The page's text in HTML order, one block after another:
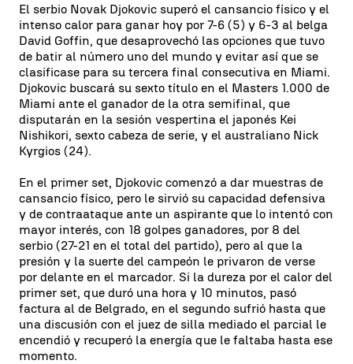
El serbio Novak Djokovic superó el cansancio físico y el
intenso calor para ganar hoy por 7-6 (5) y 6-3 al belga
David Goffin, que desaprovechó las opciones que tuvo
de batir al número uno del mundo y evitar así que se
clasificase para su tercera final consecutiva en Miami.
Djokovic buscará su sexto título en el Masters 1.000 de
Miami ante el ganador de la otra semifinal, que
disputarán en la sesión vespertina el japonés Kei
Nishikori, sexto cabeza de serie, y el australiano Nick
Kyrgios (24).
En el primer set, Djokovic comenzó a dar muestras de
cansancio físico, pero le sirvió su capacidad defensiva
y de contraataque ante un aspirante que lo intentó con
mayor interés, con 18 golpes ganadores, por 8 del
serbio (27-21 en el total del partido), pero al que la
presión y la suerte del campeón le privaron de verse
por delante en el marcador. Si la dureza por el calor del
primer set, que duró una hora y 10 minutos, pasó
factura al de Belgrado, en el segundo sufrió hasta que
una discusión con el juez de silla mediado el parcial le
encendió y recuperó la energía que le faltaba hasta ese
momento.